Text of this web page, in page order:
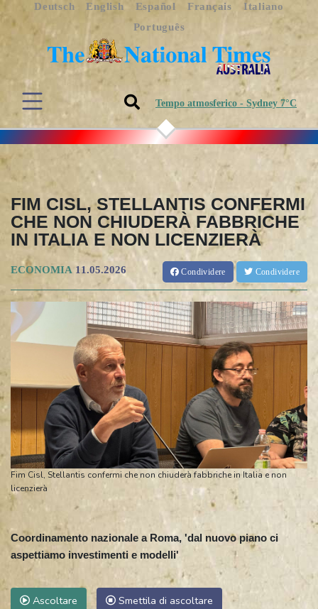
Deutsch English Español Français
Italiano
Português
Tempo atmosferico - Sydney 7°C
FIM CISL, STELLANTIS CONFERMI
CHE NON CHIUDERÀ FABBRICHE
IN ITALIA E NON LICENZIERÀ
ECONOMIA 11.05.2026 Condividere Condividere
Fim Cisl, Stellantis confermi che non chiuderà fabbriche in Italia e non
licenzierà
Coordinamento nazionale a Roma, 'dal nuovo piano ci
aspettiamo investimenti e modelli'
Ascoltare Smettila di ascoltare